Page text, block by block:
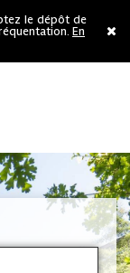
le dépôt de
En